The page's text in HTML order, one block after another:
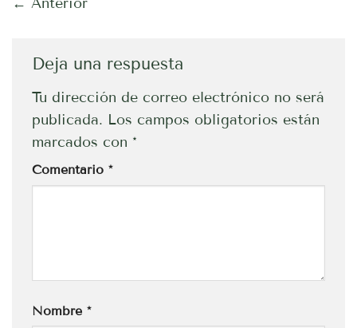
Deja una respuesta
Tu dirección de correo electrónico no será
publicada. Los campos obligatorios están
marcados con *
Comentario *
Nombre *